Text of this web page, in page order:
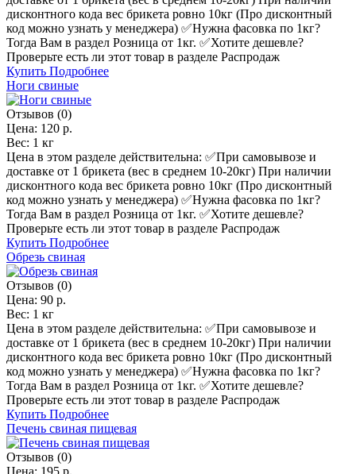
дисконтного кода вес брикета ровно 10кг (Про дисконтный
код можно узнать у менеджера) ✅️Нужна фасовка по 1кг?
Тогда Вам в раздел Розница от 1кг. ✅️Хотите дешевле?
Проверьте есть ли этот товар в разделе Распродаж
Купить Подробнее
Ноги свиные
Отзывов (0)
Цена: 120 р.
Вес: 1 кг
Цена в этом разделе действительна: ✅️При самовывозе и
доставке от 1 брикета (вес в среднем 10-20кг) При наличии
дисконтного кода вес брикета ровно 10кг (Про дисконтный
код можно узнать у менеджера) ✅️Нужна фасовка по 1кг?
Тогда Вам в раздел Розница от 1кг. ✅️Хотите дешевле?
Проверьте есть ли этот товар в разделе Распродаж
Купить Подробнее
Обрезь свиная
Отзывов (0)
Цена: 90 р.
Вес: 1 кг
Цена в этом разделе действительна: ✅️При самовывозе и
доставке от 1 брикета (вес в среднем 10-20кг) При наличии
дисконтного кода вес брикета ровно 10кг (Про дисконтный
код можно узнать у менеджера) ✅️Нужна фасовка по 1кг?
Тогда Вам в раздел Розница от 1кг. ✅️Хотите дешевле?
Проверьте есть ли этот товар в разделе Распродаж
Купить Подробнее
Печень свиная пищевая
Отзывов (0)
Цена: 195 р.